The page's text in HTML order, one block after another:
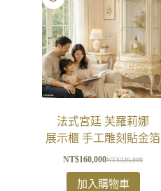
法式宮廷 芙羅莉娜​
展示櫃 手工雕刻貼金箔
NT$320,000
NT$160,000
加入購物車